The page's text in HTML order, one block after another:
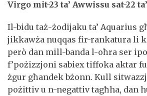
Virgo mit-23 ta’ Awwissu sat-22
Il-bidu taż-żodijaku ta’ Aquarius
jikkawża nuqqas fir-rankatura li
però dan mill-banda l-oħra ser
f’pożizzjoni sabiex tiffoka aktar
żgur għandek bżonn. Kull
pożittiv u n-negattiv tagħha, dan